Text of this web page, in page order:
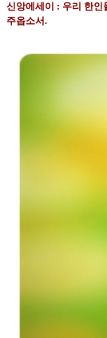
신앙에세이 : 우리 한인
주옵소서.